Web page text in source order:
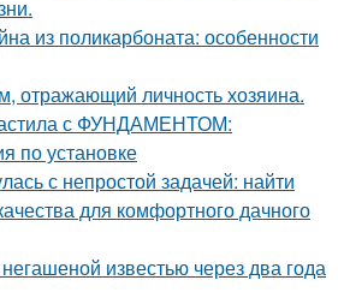
из поликарбоната: особенности
отражающий личность хозяина.
с ФУНДАМЕНТОМ:
по установке
с непростой задачей: найти
для комфортного дачного
известью через два года